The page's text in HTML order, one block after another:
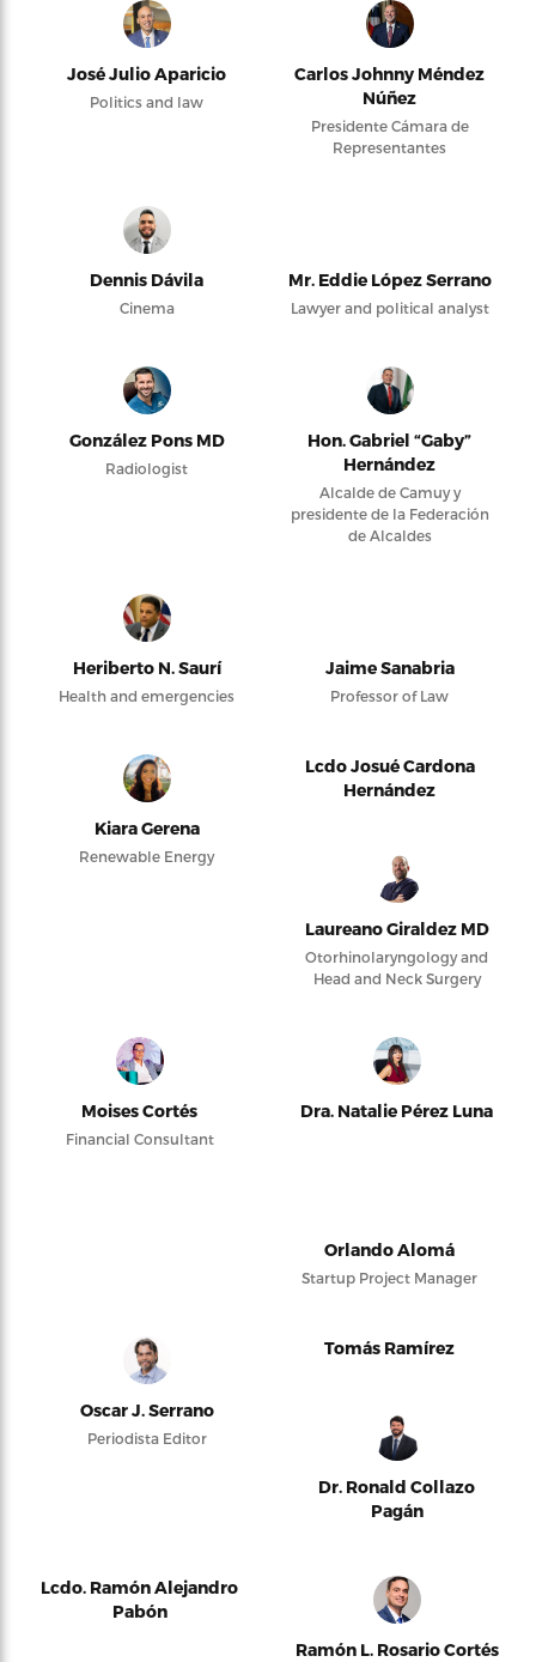
José Julio Aparicio
Politics and law
Carlos Johnny Méndez
Núñez
Presidente Cámara de
Representantes
Dennis Dávila
Cinema
Mr. Eddie López Serrano
Lawyer and political analyst
González Pons MD
Radiologist
Hon. Gabriel “Gaby”
Hernández
Alcalde de Camuy y
presidente de la Federación
de Alcaldes
Heriberto N. Saurí
Health and emergencies
Jaime Sanabria
Professor of Law
Kiara Gerena
Renewable Energy
Lcdo Josué Cardona
Hernández
Laureano Giraldez MD
Otorhinolaryngology and
Head and Neck Surgery
Moises Cortés
Financial Consultant
Dra. Natalie Pérez Luna
Orlando Alomá
Startup Project Manager
Oscar J. Serrano
Periodista Editor
Tomás Ramírez
Dr. Ronald Collazo
Pagán
Lcdo. Ramón Alejandro
Pabón
Ramón L. Rosario Cortés